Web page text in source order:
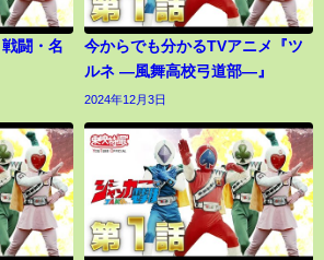
戦闘・名
今からでも分かるTVアニメ『ツ
ルネ ―風舞高校弓道部―』
2024年12月3日